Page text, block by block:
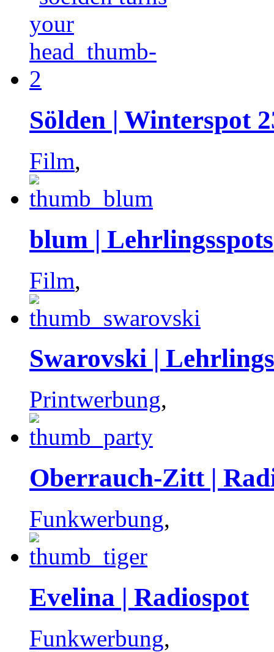
Sölden | Winterspot
Film,
blum | Lehrlingsspots
Film,
Swarovski |
Printwerbung,
Oberrauch-Zitt |
Funkwerbung,
Evelina | Radiospot
Funkwerbung,